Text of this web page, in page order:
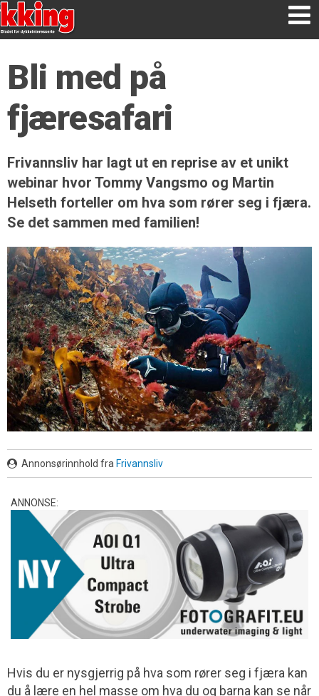
Bli med på
fjæresafari
Frivannsliv har lagt ut en reprise av et unikt
webinar hvor Tommy Vangsmo og Martin
Helseth forteller om hva som rører seg i fjæra.
Se det sammen med familien!
Annonsørinnhold fra Frivannsliv
ANNONSE:
Hvis du er nysgjerrig på hva som rører seg i fjæra kan
du å lære en hel masse om hva du og barna kan se når